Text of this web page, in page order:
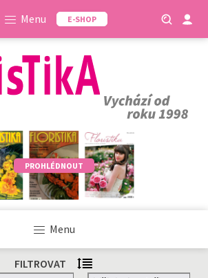
Menu E-SHOP
PROHLÉDNOUT
Menu
FILTROVAT